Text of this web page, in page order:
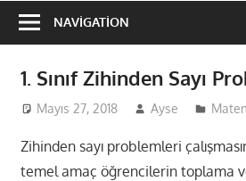
NAVIGATION
1. Sınıf Zihinden Sayı
Mayıs 27, 2018 Ayse
Zihinden sayı problemleri
temel amaç öğrencilerin toplama